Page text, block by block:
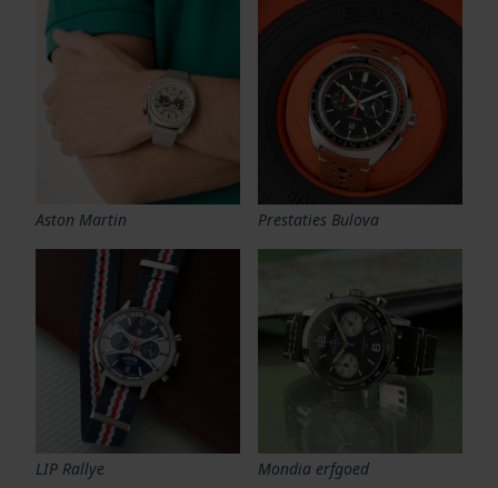
Aston Martin Prestaties Bulova
LIP Rallye Mondia erfgoed